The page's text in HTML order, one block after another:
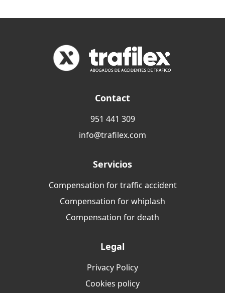
Contact
951 441 309
info@trafilex.com
Servicios
Compensation for traffic accident
Compensation for whiplash
Compensation for death
Legal
Privacy Policy
Cookies policy